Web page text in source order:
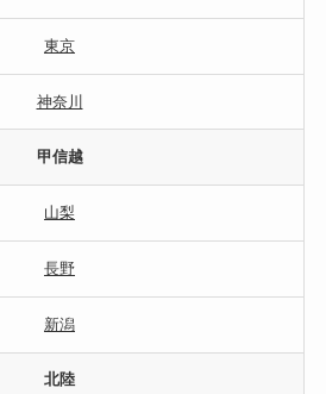
東京
神奈川
甲信越
山梨
長野
新潟
北陸